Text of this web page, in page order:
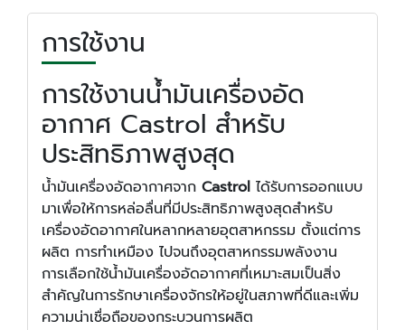
การใช้งาน
การใช้งานน้ำมันเครื่องอัด
อากาศ Castrol สำหรับ
ประสิทธิภาพสูงสุด
น้ำมันเครื่องอัดอากาศจาก Castrol ได้รับการออกแบบ
มาเพื่อให้การหล่อลื่นที่มีประสิทธิภาพสูงสุดสำหรับ
เครื่องอัดอากาศในหลากหลายอุตสาหกรรม ตั้งแต่การ
ผลิต การทำเหมือง ไปจนถึงอุตสาหกรรมพลังงาน
การเลือกใช้น้ำมันเครื่องอัดอากาศที่เหมาะสมเป็นสิ่ง
สำคัญในการรักษาเครื่องจักรให้อยู่ในสภาพที่ดีและเพิ่ม
ความน่าเชื่อถือของกระบวนการผลิต